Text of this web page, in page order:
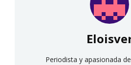
Periodista y apasionada